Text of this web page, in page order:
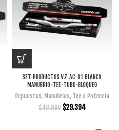
SET PRODUCTOS VZ-AC-01 BLANCO
MANUBRIO-TEE-TUBO-BLOQUEO
Repuestos, Manubrios, Tee o Potencia
$48.990 $29.394